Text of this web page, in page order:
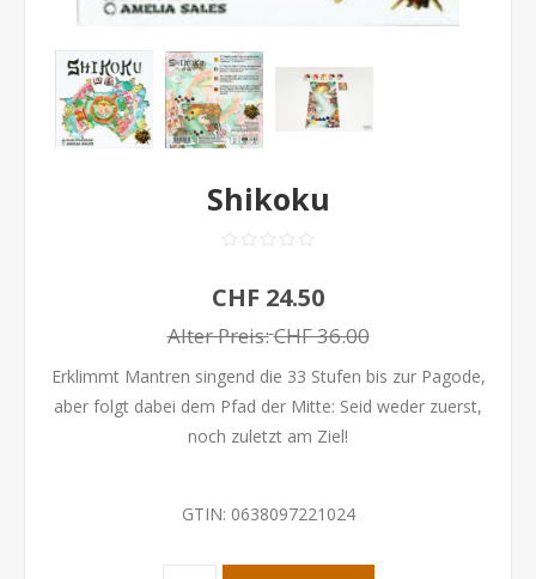
Shikoku
CHF 24.50
Alter Preis:CHF 36.00
Erklimmt Mantren singend die 33 Stufen bis zur Pagode,
aber folgt dabei dem Pfad der Mitte: Seid weder zuerst,
noch zuletzt am Ziel!
GTIN: 0638097221024